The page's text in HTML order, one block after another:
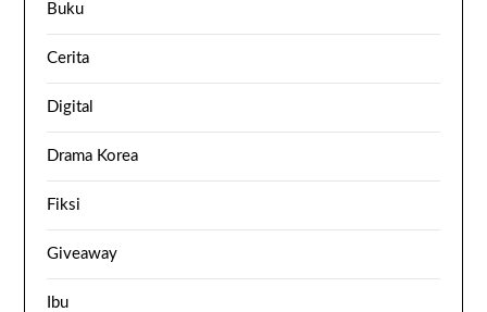
Buku
Cerita
Digital
Drama Korea
Fiksi
Giveaway
Ibu